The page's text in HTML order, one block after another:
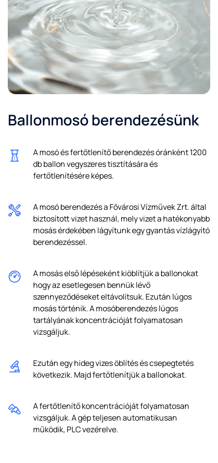
Ballonmosó berendezésünk
A mosó és fertőtlenítő berendezés óránként 1200
db ballon vegyszeres tisztítására és
fertőtlenítésére képes.
A mosó berendezés a Fővárosi Vízművek Zrt. által
biztosított vizet használ, mely vizet a hatékonyabb
mosás érdekében lágyítunk egy gyantás vízlágyító
berendezéssel.
A mosás első lépéseként kiöblítjük a ballonokat
hogy az esetlegesen bennük lévő
szennyeződéseket eltávolítsuk. Ezután lúgos
mosás történik. A mosóberendezés lúgos
tartályának koncentrációját folyamatosan
vizsgáljuk.
Ezután egy hideg vizes öblítés és csepegtetés
következik. Majd fertőtlenítjük a ballonokat.
A fertőtlenítő koncentrációját folyamatosan
vizsgáljuk. A gép teljesen automatikusan
működik, PLC vezérelve.